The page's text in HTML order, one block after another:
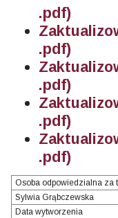
.pdf)
.pdf)
.pdf)
.pdf)
.pdf)
Osoba odpowiedzialna za
Sylwia Grąbczewska
Data wytworzenia